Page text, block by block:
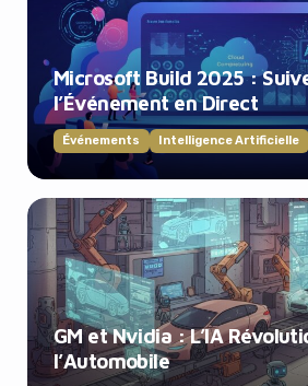
Microsoft Build 2025 :
l’Événement en Direct
Événements Intelligence Artificielle
GM et Nvidia : L’IA
l’Automobile